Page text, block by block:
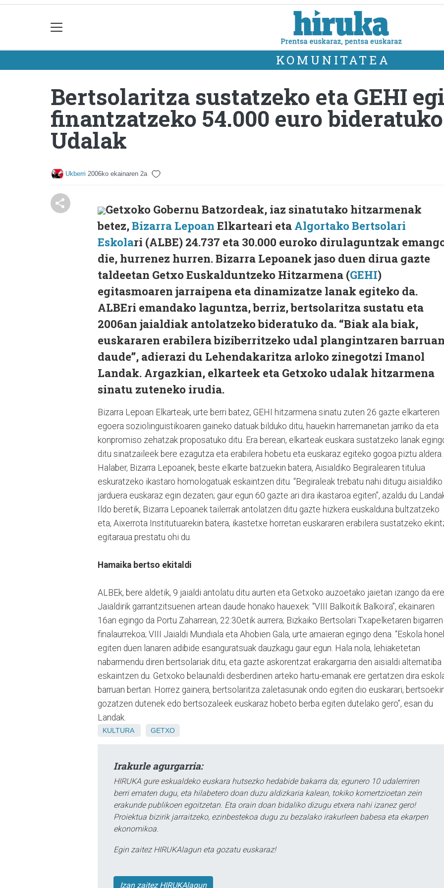
KOMUNITATEA
Bertsolaritza sustatzeko eta GEHI
finantzatzeko 54.000 euro
Udalak
Ukberri 2006ko ekainaren 2a
Getxoko Gobernu Batzordeak, iaz sinatutako hitzarmenak
betez,Bizarra Lepoan Elkarteari eta Algortako Bertsolari
Eskolari (ALBE) 24.737 eta 30.000 euroko dirulaguntzak
die, hurrenez hurren. Bizarra Lepoanek jaso duen dirua gazte
taldeetan Getxo Euskalduntzeko Hitzarmena (GEHI)
egitasmoaren jarraipena eta dinamizatze lanak egiteko da.
ALBEri emandako laguntza, berriz, bertsolaritza sustatu eta
2006an jaialdiak antolatzeko bideratuko da. “Biak ala biak,
euskararen erabilera biziberritzeko udal plangintzaren
daude”, adierazi du Lehendakaritza arloko zinegotzi Imanol
Landak. Argazkian, elkarteek eta Getxoko udalak hitzarmena
sinatu zuteneko irudia.
Bizarra Lepoan Elkarteak, urte berri batez, GEHI hitzarmena sinatu zuten 26 gazte elkarteren
egoera soziolinguistikoaren gaineko datuak bilduko ditu, hauekin harremanetan jarriko da eta
konpromiso zehatzak proposatuko ditu. Era berean, elkarteak euskara sustatzeko lanak
ditu sinatzaileek bere ezagutza eta erabilera hobetu eta euskaraz egiteko gogoa piztu aldera.
Halaber, Bizarra Lepoanek, beste elkarte batzuekin batera, Aisialdiko Begiralearen titulua
eskuratzeko ikastaro homologatuak eskaintzen ditu. “Begiraleak trebatu nahi ditugu aisialdiko
jarduera euskaraz egin dezaten; gaur egun 60 gazte ari dira ikastaroa egiten”, azaldu du
Ildo beretik, Bizarra Lepoanek tailerrak antolatzen ditu gazte hizkera euskalduna bultzatzeko
eta, Aixerrota Institutuarekin batera, ikastetxe horretan euskararen erabilera sustatzeko
egitaraua prestatu ohi du.
Hamaika bertso ekitaldi
ALBEk, bere aldetik, 9 jaialdi antolatu ditu aurten eta Getxoko auzoetako jaietan izango da
Jaialdirik garrantzitsuenen artean daude honako hauexek: “VIII Balkoitik Balkoira”, ekainaren
16an egingo da Portu Zaharrean, 22:30etik aurrera; Bizkaiko Bertsolari Txapelketaren bigarren
finalaurrekoa; VIII Jaialdi Mundiala eta Ahobien Gala, urte amaieran egingo dena. “Eskola
egiten duen lanaren adibide esanguratsuak dauzkagu gaur egun. Hala nola, lehiaketetan
nabarmendu diren bertsolariak ditu, eta gazte askorentzat erakargarria den aisialdi alternatiba
eskaintzen du. Getxoko belaunaldi desberdinen arteko hartu-emanak ere gertatzen dira
barruan bertan. Horrez gainera, bertsolaritza zaletasunak ondo egiten dio euskarari,
gozatzen dutenek edo bertsozaleek euskaraz hobeto berba egiten dutelako gero”, esan du
Landak.
KULTURA GETXO
Irakurle agurgarria:
HIRUKA gure eskualdeko euskara hutsezko hedabide bakarra da; egunero 10 udalerriren
berri ematen dugu, eta hilabetero doan duzu aldizkaria kalean, tokiko komertzioetan zein
erakunde publikoen egoitzetan. Eta orain doan bidaliko dizugu etxera nahi izanez gero!
Proiektua bizirik jarraitzeko, ezinbestekoa dugu zu bezalako irakurleen babesa eta ekarpen
ekonomikoa.
Egin zaitez HIRUKAlagun eta gozatu euskaraz!
Izan zaitez HIRUKAlagun